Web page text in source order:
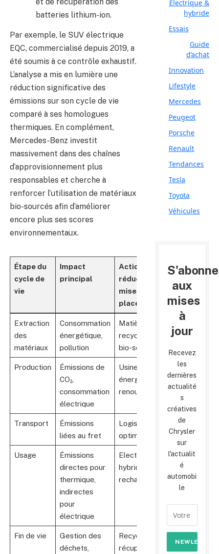
batteries lithium-ion.
Par exemple, le SUV électrique
EQC, commercialisé depuis 2019, a
été soumis à ce contrôle exhaustif.
L’analyse a mis en lumière une
réduction significative des
émissions sur son cycle de vie
comparé à ses homologues
thermiques. En complément,
Mercedes-Benz investit
massivement dans des chaînes
d’approvisionnement plus
responsables et cherche à
renforcer l’utilisation de matériaux
bio-sourcés afin d’améliorer
encore plus ses scores
environnementaux.
Étape du
cycle de
vie
Impact
principal
Actions de
réduction
mises en
place
Extraction
des
matériaux
Consommation
énergétique,
pollution
Matières
recyclées,
bio-sourcées
Production
Émissions de
CO₂,
consommation
électrique
Usines à
énergie
renouvelable
Transport
Émissions
liées au fret
Logistique
optimisée
Usage
Émissions
directes pour
thermique,
indirectes
pour
électrique
Electrification,
hybrides
rechargeables
Fin de vie
Gestion des
déchets,
Recyclage,
récupération
Electrique &
hybride
Essais
Guide
d’achat
Innovation
Lifestyle
Mercedes
Peugeot
Porsche
Renault
Tendances
Tesla
Toyota
Véhicules
aux
mises
à
jour
Recevez
les
dernières
actualité
s
créatives
de
Chrysler
sur
l'actualit
é
automobi
le